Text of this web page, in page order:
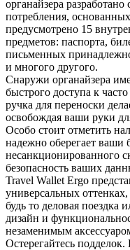
органайзера
потребления,
предусмотрено 15
предметов: паспорта,
письменных
и многого другого.
Снаружи органайзера
быстрого доступа к
ручка для переноски
освобождая ваши руки
Особо стоит отметить
надежно оберегает ваши
несанкционированного
безопасность ваших
Travel Wallet Ergo
универсальных
будь то деловая
дизайн и
незаменимым
Остерегайтесь